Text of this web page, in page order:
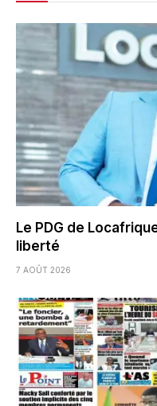
Le PDG de
liberté
7 AOÛT 2026